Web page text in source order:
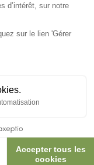
d’intérêt, sur notre
sur le lien 'Gérer
Accepter tous les
cookies